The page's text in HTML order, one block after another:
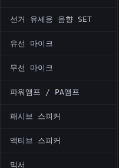
선거 유세용 음향 SET
유선 마이크
무선 마이크
파워앰프 / PA앰프
패시브 스피커
액티브 스피커
믹서